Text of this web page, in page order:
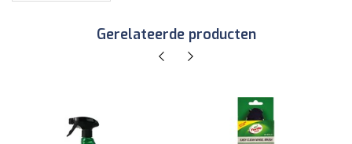
Gerelateerde producten